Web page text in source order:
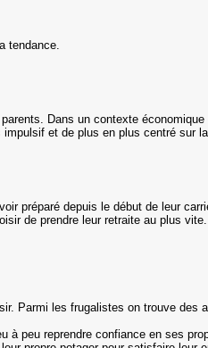
tendance.
Dans un contexte
et de plus en plus centré sur
préparé depuis le début de leur
de prendre leur retraite au plus
Parmi les frugalistes on trouve
à peu reprendre confiance en ses